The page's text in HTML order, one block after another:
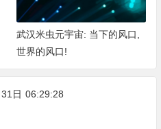
武汉米虫元宇宙: 当下的风口,
世界的风口!
日 06:29:28